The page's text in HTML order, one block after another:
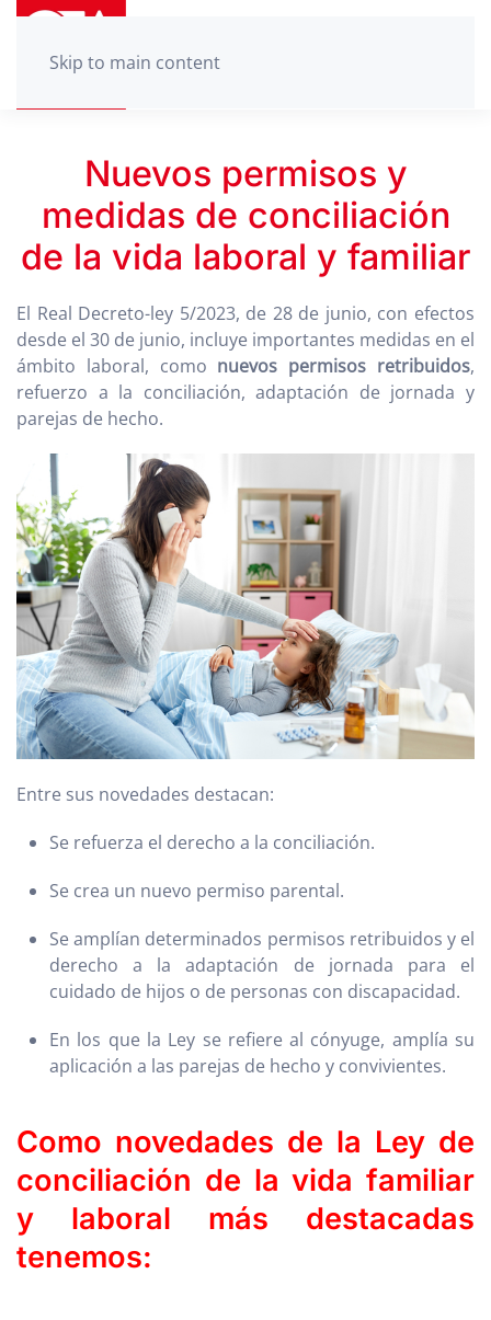
Skip to main content
Nuevos permisos y
medidas de conciliación
de la vida laboral y familiar
El Real Decreto-ley 5/2023, de 28 de junio, con efectos
desde el 30 de junio, incluye importantes medidas en el
ámbito laboral, como nuevos permisos retribuidos,
refuerzo a la conciliación, adaptación de jornada y
parejas de hecho.
Entre sus novedades destacan:
Se refuerza el derecho a la conciliación.
Se crea un nuevo permiso parental.
Se amplían determinados permisos retribuidos y el
derecho a la adaptación de jornada para el
cuidado de hijos o de personas con discapacidad.
En los que la Ley se refiere al cónyuge, amplía su
aplicación a las parejas de hecho y convivientes.
Como novedades de la Ley de
conciliación de la vida familiar
y laboral más destacadas
tenemos: